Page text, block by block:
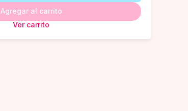
Agregar al carrito
Ver carrito